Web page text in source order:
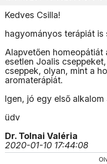
Kedves Csilla!
hagyományos terápiát is
Alapvetően homeopátiát
esetlen Joalis
cseppek, olyan, mint a
aromaterápiát.
Igen, jó egy első alkalom
üdv
Dr. Tolnai Valéria
2020-01-10 17:44:08